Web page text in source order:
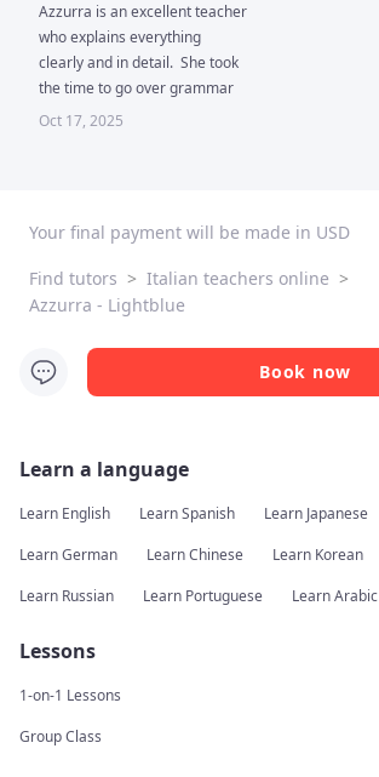
Azzurra is an excellent teacher
who explains everything
clearly and in detail.  She took
the time to go over grammar
points and vocabulary in a way
my spoken Italian. High
Oct 17, 2025
Your final payment will be made in USD
Find tutors > Italian teachers online >
Azzurra - Lightblue
Book now
Learn a language
Learn English Learn Spanish Learn Japanese
Learn German
Learn Chinese Learn Korean
Learn Russian
Learn Portuguese Learn Arabic
Lessons
1-on-1 Lessons
Group Class